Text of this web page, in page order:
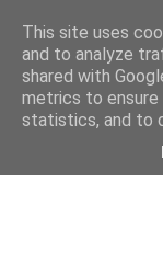
This site uses
and to analyze
shared with
metrics to ensure
statistics, and to